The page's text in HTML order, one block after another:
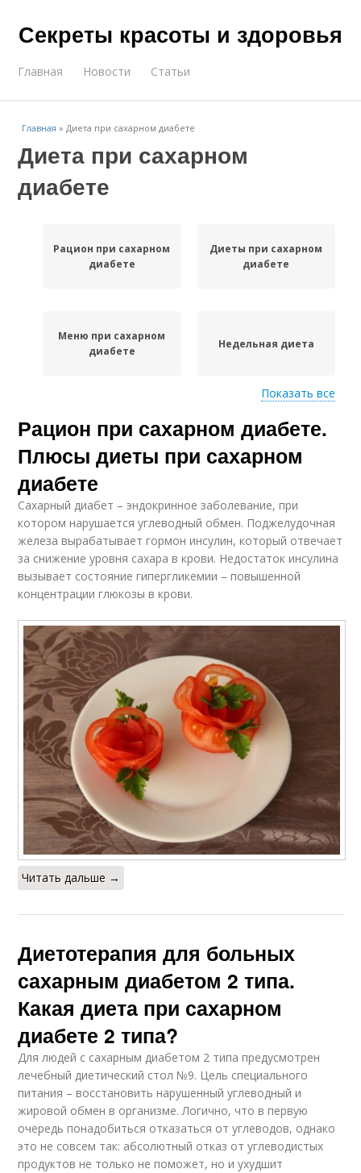
Секреты красоты и здоровья
Главная Новости Статьи
Главная »Диета при сахарном диабете
Диета при сахарном
диабете
Рацион при сахарном
диабете
Диеты при сахарном
диабете
Меню при сахарном
диабете
Недельная диета
Питание при диабете Диеты при диабете
Питания при
сахарном диабете
Блюда при сахарном
диабете
Сахарные диабеты
Диета для
диабетиков
Питания при диабете
Ежедневная диета
Молочно-
растительная диета
Молочно-овощная
диета
Молочно-фруктовая
Показать все
Рацион при сахарном диабете.
Плюсы диеты при сахарном
диабете
Сахарный диабет – эндокринное заболевание, при
котором нарушается углеводный обмен. Поджелудочная
железа вырабатывает гормон инсулин, который отвечает
за снижение уровня сахара в крови. Недостаток инсулина
вызывает состояние гипергликемии – повышенной
концентрации глюкозы в крови.
Читать дальше →
Диетотерапия для больных
сахарным диабетом 2 типа.
Какая диета при сахарном
диабете 2 типа?
Для людей с сахарным диабетом 2 типа предусмотрен
лечебный диетический стол №9. Цель специального
питания – восстановить нарушенный углеводный и
жировой обмен в организме. Логично, что в первую
очередь понадобиться отказаться от углеводов, однако
это не совсем так: абсолютный отказ от углеводистых
продуктов не только не поможет, но и ухудшит